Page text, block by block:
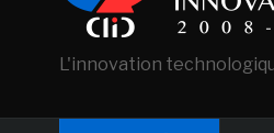
L'innovation